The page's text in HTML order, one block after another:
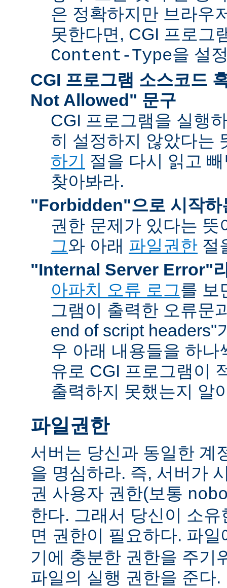
은 정확하지만 브라우
못한다면, CGI 프로그
Content-Type을 설
CGI 프로그램 소스코드
Not Allowed" 문구
CGI 프로그램을 실행
히 설정하지 않았다는
하기 절을 다시 읽고
찾아봐라.
"Forbidden"으로 시작하
권한 문제가 있다는
그와 아래 파일권한 절
"Internal Server Error"
아파치 오류 로그를 보
그램이 출력한 오류문
end of script headers"
우 아래 내용들을 하나
유로 CGI 프로그램이
출력하지 못했는지 알
파일권한
서버는 당신과 동일한 계
을 명심하라. 즉, 서버가
권 사용자 권한(보통
한다. 그래서 당신이 소
면 권한이 필요하다. 파
기에 충분한 권한을 주기
파일의 실행 권한을 준다.